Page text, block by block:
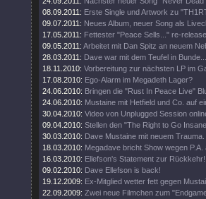
08.09.2011: Erste Single und Artwork zu
09.07.2011: Neues Album, neuer Song als
17.05.2011: Fettester "Peace Sells..." re-
09.05.2011: Arbeitet mit Dan Spitz an neuem
28.03.2011: Dave war mit dem Teufel in Bunde...
18.11.2010: Vorbereitung zur nächsten LP im
17.08.2010: Ego-Alarm im Megadeth Lager?
24.06.2010: Bringen die "Rust In Peace Live"
24.06.2010: Mustaine mit Hetfield und Co. auf
30.04.2010: Video von Unplugged Session
09.04.2010: Stellen den "The Right to Go
30.03.2010: Dave Mustaine mit neuem Trauma.
18.03.2010: Megadave bricht Show wegen P.A.
16.03.2010: Ellefson's Statement zur Rückkehr!
09.02.2010: Dave Ellefson is back!
19.12.2009: Ex-Mitglied wetter fett gegen
22.09.2009: Zwei neue Filmchen zum